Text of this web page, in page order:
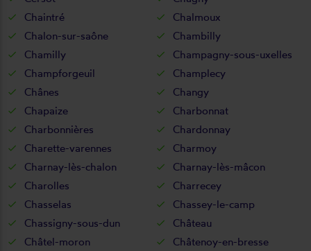
Chaintré
Chalmoux
Chalon-sur-saône
Chambilly
Chamilly
Champagny-sous-uxelles
Champforgeuil
Champlecy
Chânes
Changy
Chapaize
Charbonnat
Charbonnières
Chardonnay
Charette-varennes
Charmoy
Charnay-lès-chalon
Charnay-lès-mâcon
Charolles
Charrecey
Chasselas
Chassey-le-camp
Chassigny-sous-dun
Château
Châtel-moron
Châtenoy-en-bresse